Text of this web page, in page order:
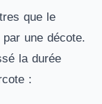
que le
une décote.
la durée
: